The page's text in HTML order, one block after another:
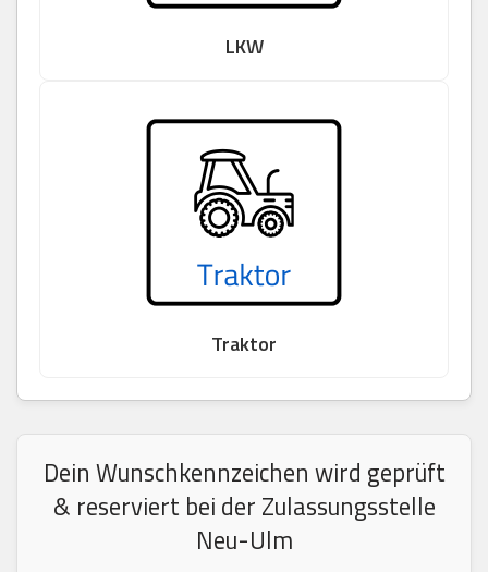
LKW
Traktor
Dein Wunschkennzeichen wird geprüft
& reserviert bei der Zulassungsstelle
Neu-Ulm